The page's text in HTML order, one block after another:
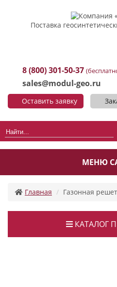
Поставка
8 (800) 301-50-37
sales@modul-geo.ru
Оставить заявку
МЕНЮ
Главная Газонная
КАТАЛОГ